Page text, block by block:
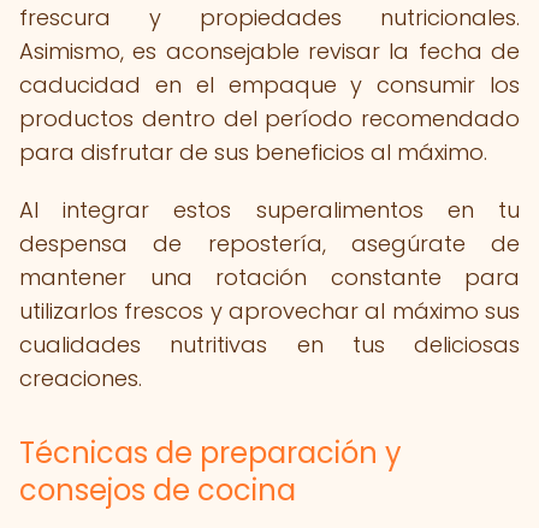
frescura y propiedades nutricionales.
Asimismo, es aconsejable revisar la fecha de
caducidad en el empaque y consumir los
productos dentro del período recomendado
para disfrutar de sus beneficios al máximo.
Al integrar estos superalimentos en tu
despensa de repostería, asegúrate de
mantener una rotación constante para
utilizarlos frescos y aprovechar al máximo sus
cualidades nutritivas en tus deliciosas
creaciones.
Técnicas de preparación y
consejos de cocina